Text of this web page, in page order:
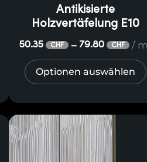
Antikisierte
Holzvertäfelung E10
50.35 CHF – 79.80 CHF /
Optionen auswählen